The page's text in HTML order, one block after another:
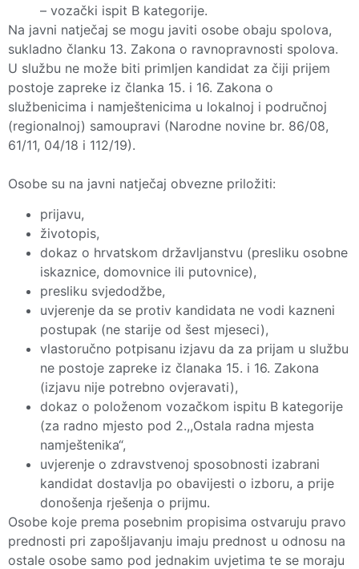
– vozački ispit B kategorije.
Na javni natječaj se mogu javiti osobe obaju spolova,
sukladno članku 13. Zakona o ravnopravnosti spolova.
U službu ne može biti primljen kandidat za čiji prijem
postoje zapreke iz članka 15. i 16. Zakona o
službenicima i namještenicima u lokalnoj i područnoj
(regionalnoj) samoupravi (Narodne novine br. 86/08,
61/11, 04/18 i 112/19).
Osobe su na javni natječaj obvezne priložiti:
prijavu,
životopis,
dokaz o hrvatskom državljanstvu (presliku osobne
iskaznice, domovnice ili putovnice),
presliku svjedodžbe,
uvjerenje da se protiv kandidata ne vodi kazneni
postupak (ne starije od šest mjeseci),
vlastoručno potpisanu izjavu da za prijam u službu
ne postoje zapreke iz članaka 15. i 16. Zakona
(izjavu nije potrebno ovjeravati),
dokaz o položenom vozačkom ispitu B kategorije
(za radno mjesto pod 2.,,Ostala radna mjesta
namještenika“,
uvjerenje o zdravstvenoj sposobnosti izabrani
kandidat dostavlja po obavijesti o izboru, a prije
donošenja rješenja o prijmu.
Osobe koje prema posebnim propisima ostvaruju pravo
prednosti pri zapošljavanju imaju prednost u odnosu na
ostale osobe samo pod jednakim uvjetima te se moraju